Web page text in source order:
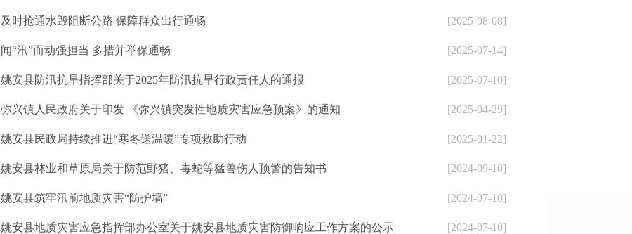
及时抢通水毁阻断公路 保障群众出行通畅 [2025-08-08]
闻“汛”而动强担当 多措并举保通畅 [2025-07-14]
姚安县防汛抗旱指挥部关于2025年防汛抗旱行政责任人的通报 [2025-07-10]
弥兴镇人民政府关于印发 《弥兴镇突发性地质灾害应急预案》的通知 [2025-04-29]
姚安县民政局持续推进“寒冬送温暖”专项救助行动 [2025-01-22]
姚安县林业和草原局关于防范野猪、毒蛇等猛兽伤人预警的告知书 [2024-09-10]
姚安县筑牢汛前地质灾害“防护墙” [2024-07-10]
姚安县地质灾害应急指挥部办公室关于姚安县地质灾害防御响应工作方案的公示 [2024-07-10]